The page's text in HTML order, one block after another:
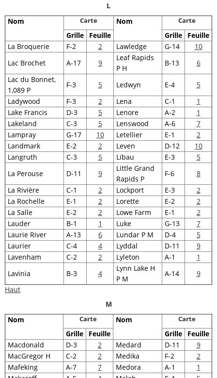
L
Nom
Carte Nom Carte
Grille Feuille Grille
Feuille
La Broquerie
F-2 2 Lawledge G-14
10
Lac Brochet
A-17 9
Leaf Rapids
P H
B-13
6
Lac du Bonnet,
1,089 P
F-3 5 Ledwyn E-4
5
Ladywood
F-3 2 Lena C-1
1
Lake Francis
D-3 5 Lenore A-2
1
Lakeland
C-3 5 Lenswood A-6
7
Lampray
G-17 10 Letellier E-1
2
Landmark
E-2 2 Leven D-12
10
Langruth
C-3 5 Libau E-3
5
La Perouse
D-11 9
Little Grand
Rapids P
F-6
8
La Rivière
C-1 2 Lockport E-3
2
La Rochelle
E-1 2 Lorette E-2
2
La Salle
E-2 2 Lowe Farm E-1
2
Lauder
B-1 1 Luke G-13
7
Laurie River
A-13 6 Lundar P M D-4
5
Laurier
C-4 4 Lyddal D-11
9
Lavenham
C-2 2 Lyleton A-1
1
Lavinia
B-3 4
Lynn Lake H
P M
A-14
9
Haut
M
Nom
Carte Nom Carte
Grille Feuille Grille
Feuille
Macdonald
D-3 2 Medard D-11
9
MacGregor H
C-2 2 Medika F-2
2
Mafeking
A-7 7 Medora A-1
1